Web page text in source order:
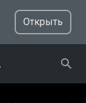
Открыть